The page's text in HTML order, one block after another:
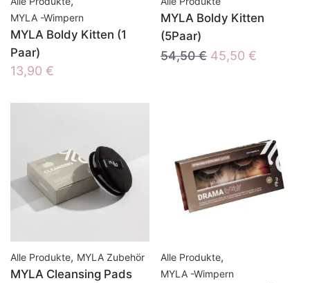
MYLA -Wimpern
MYLA Boldy Kitten (1
Paar)
13,90 €
MYLA Boldy Kitten
(5Paar)
54,50€ Ursprünglicher
45,50 €
Alle Produkte, MYLA Zubehör
MYLA Cleansing Pads
Alle Produkte,
MYLA -Wimpern